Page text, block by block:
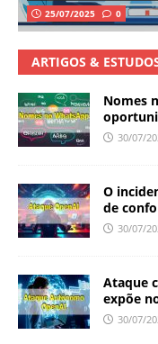
25/07/2025 0
ARTIGOS &
Nomes
30/07/
O
de
30/07/
Ataque
expõe
30/07/